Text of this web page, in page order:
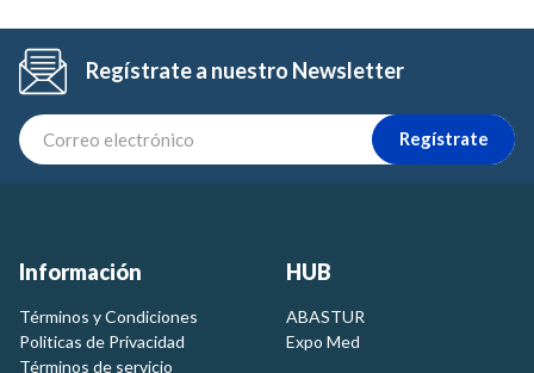
Regístrate a nuestro Newsletter
Regístrate
Información
Términos y Condiciones
Politicas de Privacidad
Términos de servicio
HUB
ABASTUR
Expo Med